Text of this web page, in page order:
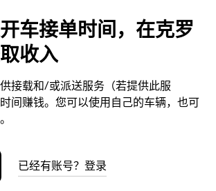
车接单时间，在克罗
收入
接载和/或派送服务（若提供此服
间赚钱。您可以使用自己的车辆，也可
已经有账号？登录